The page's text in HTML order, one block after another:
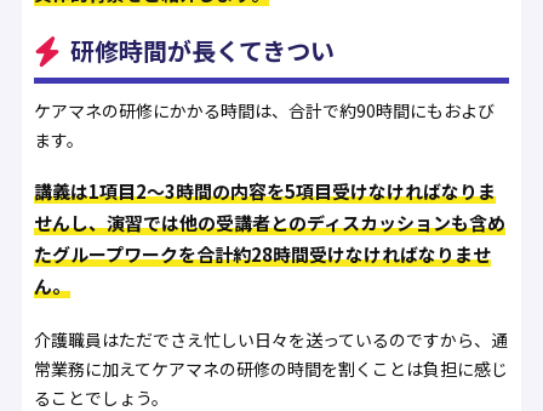
研修時間が長くてきつい
ケアマネの研修にかかる時間は、合計で約90時間にもおよび
ます。
講義は1項目2〜3時間の内容を5項目受けなければなりま
せんし、演習では他の受講者とのディスカッションも含め
たグループワークを合計約28時間受けなければなりませ
ん。
介護職員はただでさえ忙しい日々を送っているのですから、通
常業務に加えてケアマネの研修の時間を割くことは負担に感じ
ることでしょう。